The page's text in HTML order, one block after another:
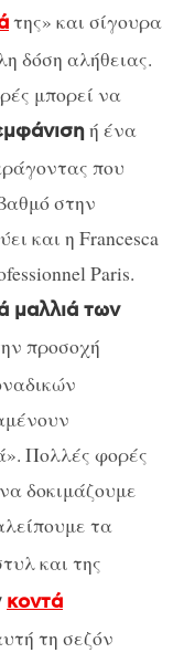
της» και σίγουρα
δόση αλήθειας.
μπορεί να
ή ένα
που
στην
και η Francesca
Paris.
μαλλιά των
προσοχή
Πολλές φορές
δοκιμάζουμε
τα
και της
κοντά
τη σεζόν